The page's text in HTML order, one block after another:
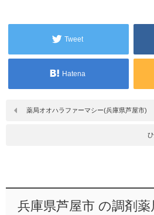
Tweet
Hatena
薬局オオハラファーマシー(兵庫県芦屋市)
兵庫県芦屋市 の調剤薬